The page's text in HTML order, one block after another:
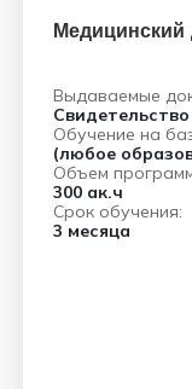
Медицинский
Выдаваемые
Свидетельство
Обучение на
(любое
Объем
300 ак.ч
Срок обучения:
3 месяца